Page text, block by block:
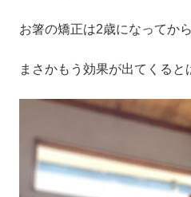
お箸の矯正は2歳になってか
まさかもう効果が出てくると